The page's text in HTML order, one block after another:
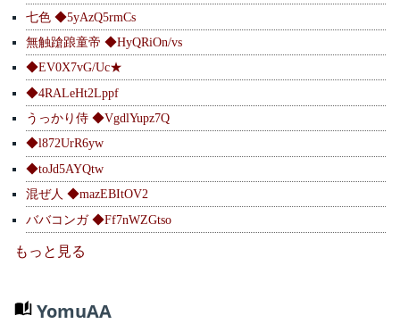
七色 ◆5yAzQ5rmCs
無触蹌踉童帝 ◆HyQRiOn/vs
◆EV0X7vG/Uc★
◆4RALeHt2Lppf
うっかり侍 ◆VgdlYupz7Q
◆l872UrR6yw
◆toJd5AYQtw
混ぜ人 ◆mazEBItOV2
ババコンガ ◆Ff7nWZGtso
もっと見る
YomuAA